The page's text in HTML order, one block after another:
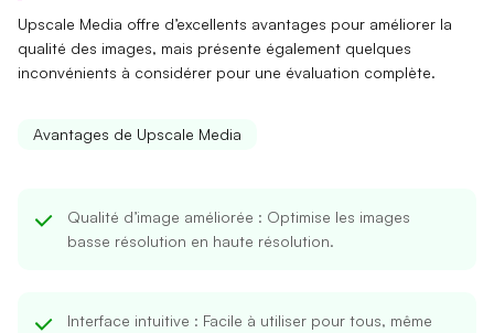
Upscale Media offre d’excellents avantages pour améliorer la
qualité des images, mais présente également quelques
inconvénients à considérer pour une évaluation complète.
Avantages de Upscale Media
Qualité d’image améliorée : Optimise les images
basse résolution en haute résolution.
Interface intuitive : Facile à utiliser pour tous, même